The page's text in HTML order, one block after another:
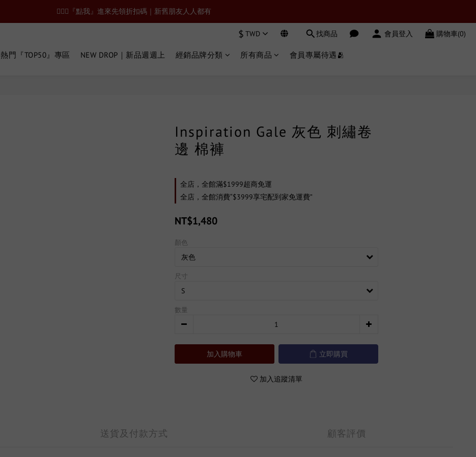
🙋🏻‍♂️『點我』進來先領折扣碼｜新舊朋友人人都有
$ TWD 找商品 會員登入 購物車(0)
熱門『TOP50』專區 NEW DROP｜新品週週上 經銷品牌分類 所有商品 會員專屬待遇🫂
Inspiration Gale 灰色 刺繡卷
邊 棉褲
全店，全館滿$1999超商免運
全店，全館消費“$3999享宅配到家免運費”
NT$1,480
顏色
尺寸
數量
加入購物車 立即購買
加入追蹤清單
送貨及付款方式 顧客評價